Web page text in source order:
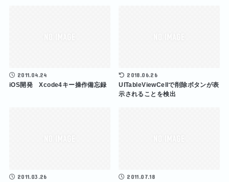
2011.04.24
iOS開発 Xcode4キー操作備忘録
2018.06.26
UITableViewCellで削除ボタンが表
示されることを検出
2011.03.26 2011.07.18